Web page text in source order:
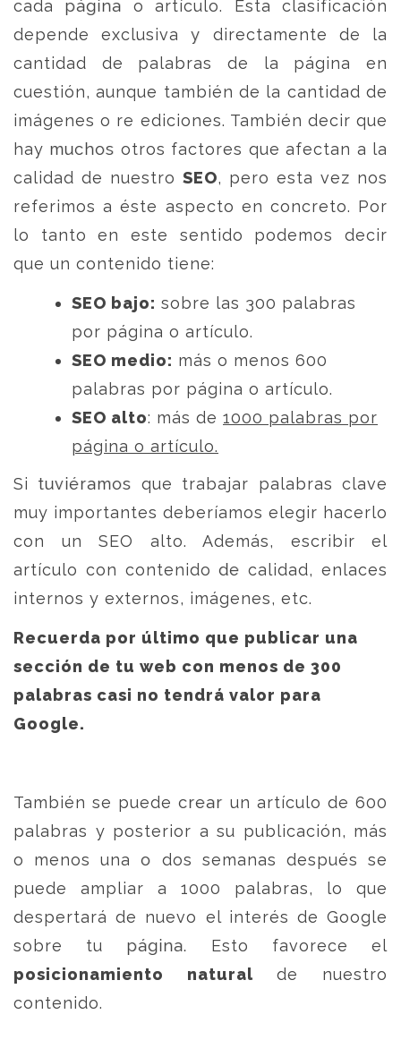
cada página o artículo. Esta clasificación
depende exclusiva y directamente de la
cantidad de palabras de la página en
cuestión, aunque también de la cantidad de
imágenes o re ediciones. También decir que
hay muchos otros factores que afectan a la
calidad de nuestro SEO, pero esta vez nos
referimos a éste aspecto en concreto. Por
lo tanto en este sentido podemos decir
que un contenido tiene:
SEO bajo: sobre las 300 palabras
por página o artículo.
SEO medio: más o menos 600
palabras por página o artículo.
SEO alto: más de 1000 palabras por
página o artículo.
Si tuviéramos que trabajar palabras clave
muy importantes deberíamos elegir hacerlo
con un SEO alto. Además, escribir el
artículo con contenido de calidad, enlaces
internos y externos, imágenes, etc.
Recuerda por último que publicar una
sección de tu web con menos de 300
palabras casi no tendrá valor para
Google.
También se puede crear un artículo de 600
palabras y posterior a su publicación, más
o menos una o dos semanas después se
puede ampliar a 1000 palabras, lo que
despertará de nuevo el interés de Google
sobre tu página. Esto favorece el
posicionamiento natural de nuestro
contenido.